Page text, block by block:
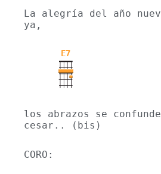
La alegría del año
ya,
E7
los abrazos se
cesar.. (bis)
CORO: